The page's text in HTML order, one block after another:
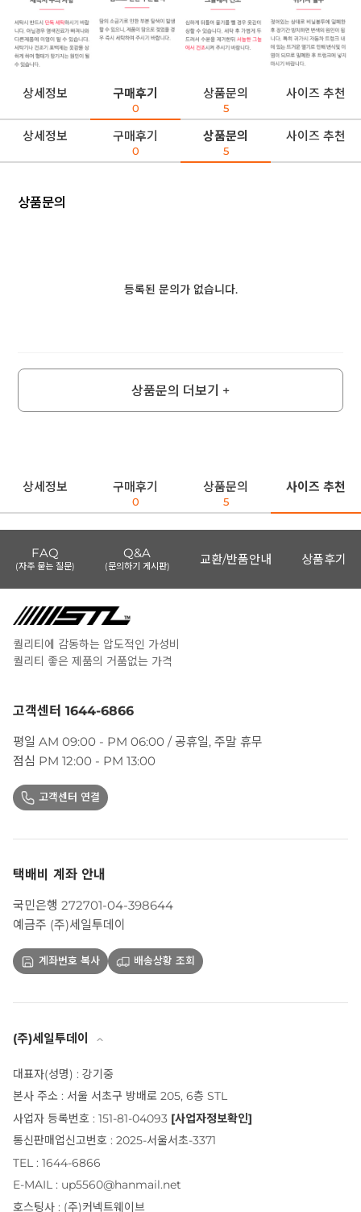
상세정보 구매후기
0
상품문의
5
사이즈 추천
상세정보 구매후기
0
상품문의
5
사이즈 추천
상품문의
등록된 문의가 없습니다.
상품문의 더보기 +
상세정보 구매후기
0
상품문의
5
사이즈 추천
FAQ
(자주 묻는 질문)
Q&A
(문의하기 게시판) 교환/반품안내 상품후기
퀄리티에 감동하는 압도적인 가성비
퀄리티 좋은 제품의 거품없는 가격
고객센터 1644-6866
평일 AM 09:00 - PM 06:00 / 공휴일, 주말 휴무
점심 PM 12:00 - PM 13:00
고객센터 연결
택배비 계좌 안내
국민은행 272701-04-398644
예금주 (주)세일투데이
계좌번호 복사 배송상황 조회
(주)세일투데이
대표자(성명) : 강기중
본사 주소 : 서울 서초구 방배로 205, 6층 STL
사업자 등록번호 : 151-81-04093 [사업자정보확인]
통신판매업신고번호 : 2025-서울서초-3371
TEL : 1644-6866
E-MAIL : up5560@hanmail.net
호스팅사 : (주)커넥트웨이브